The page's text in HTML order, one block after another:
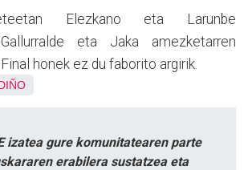
Elezkano eta Larunbe
eta Jaka amezketarren
honek ez du faborito argirik.
izatea gure komunitatearen parte
erabilera sustatzea eta